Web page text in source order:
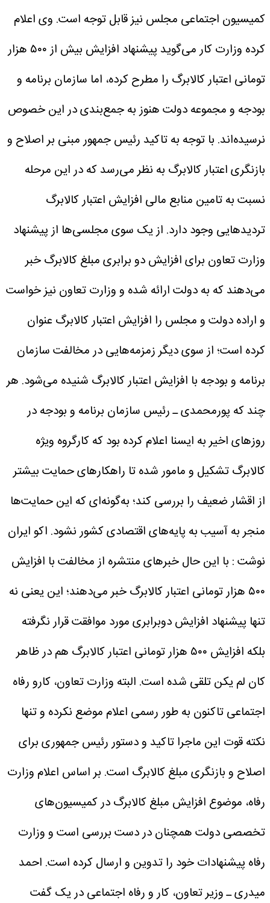
کمیسیون اجتماعی مجلس نیز قابل توجه است. وی اعلام
کرده وزارت کار می‌گوید پیشنهاد افزایش بیش از ۵۰۰ هزار
تومانی اعتبار کالابرگ را مطرح کرده، اما سازمان برنامه و
بودجه و مجموعه دولت هنوز به جمع‌بندی در این خصوص
نرسیده‌اند. با توجه به تاکید رئیس جمهور مبنی بر اصلاح و
بازنگری اعتبار کالابرگ به نظر می‌رسد که در این مرحله
نسبت به تامین منابع مالی افزایش اعتبار کالابرگ
تردید‌هایی وجود دارد. از یک سوی مجلسی‌ها از پیشنهاد
وزارت تعاون برای افزایش دو برابری مبلغ کالابرگ خبر
می‌دهند که به دولت ارائه شده و وزارت تعاون نیز خواست
و اراده دولت و مجلس را افزایش اعتبار کالابرگ عنوان
کرده است؛ از سوی دیگر زمزمه‌هایی در مخالفت سازمان
برنامه و بودجه با افزایش اعتبار کالابرگ شنیده می‌شود. هر
چند که پورمحمدی ـ رئیس سازمان برنامه و بودجه در
روز‌های اخیر به ایسنا اعلام کرده بود که کارگروه ویژه
کالابرگ تشکیل و مامور شده تا راهکار‌های حمایت بیشتر
از اقشار ضعیف را بررسی کند؛ به‌گونه‌ای که این حمایت‌ها
منجر به آسیب به پایه‌های اقتصادی کشور نشود. اکو ایران
نوشت : با این حال خبر‌های منتشره از مخالفت با افزایش
۵۰۰ هزار تومانی اعتبار کالابرگ خبر می‌دهند؛ این یعنی نه
تنها پیشنهاد افزایش دوبرابری مورد موافقت قرار نگرفته
بلکه افزایش ۵۰۰ هزار تومانی اعتبار کالابرگ هم در ظاهر
کان لم یکن تلقی شده است. البته وزارت تعاون، کارو رفاه
اجتماعی تاکنون به طور رسمی اعلام موضع نکرده و تنها
نکته قوت این ماجرا تاکید و دستور رئیس جمهوری برای
اصلاح و بازنگری مبلغ کالابرگ است. بر اساس اعلام وزارت
رفاه، موضوع افزایش مبلغ کالابرگ در کمیسیون‌های
تخصصی دولت همچنان در دست بررسی است و وزارت
رفاه پیشنهادات خود را تدوین و ارسال کرده است. احمد
میدری ـ وزیر تعاون، کار و رفاه اجتماعی در یک گفت